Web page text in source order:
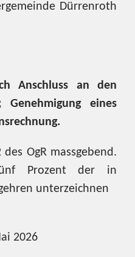
Dürrenroth
Anschluss an den
Genehmigung eines
OgR massgebend.
Prozent der in
unterzeichnen